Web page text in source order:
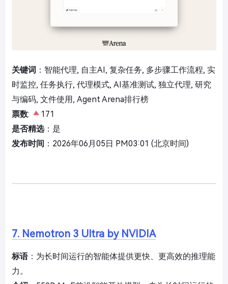
关键词 ：智能代理, 自主AI, 复杂任务, 多步骤工作流程, 实
时监控, 任务执行, 代理模式, AI基准测试, 独立代理, 研究
与编码, 文件使用, Agent Arena排行榜
票数:
171
是否精选：是
发布时间 ：2026年06月05日 PM03:01 (北京时间)
7. Nemotron 3 Ultra by NVIDIA
标语：为长时间运行的智能体提供更快、更高效的推理能
力。